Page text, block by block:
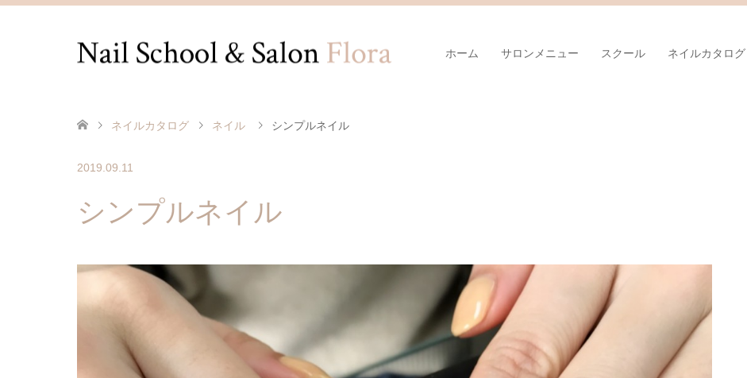
ホーム サロンメニュー スクール ネイルカタログ
ネイルカタログ ネイル シンプルネイル
2019.09.11
シンプルネイル